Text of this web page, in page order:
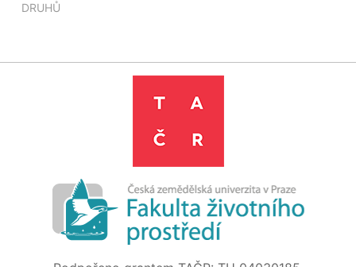
DRUHŮ